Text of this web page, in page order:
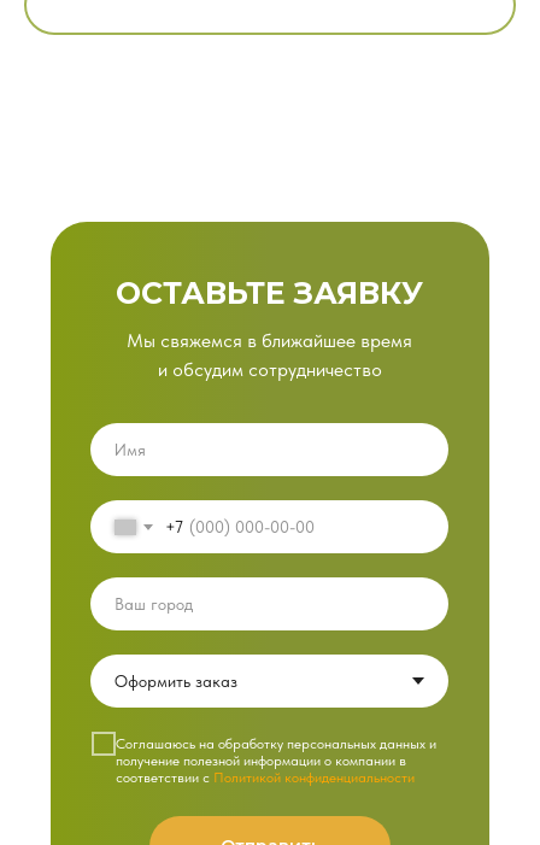
ОСТАВЬТЕ ЗАЯВКУ
Мы свяжемся в ближайшее время
и обсудим сотрудничество
+7
Cоглашаюсь на обработку персональных данных и
получение полезной информации о компании в
соответствии с Политикой конфиденциальности